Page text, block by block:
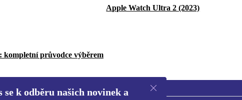
Apple Watch Ultra 2 (2023)
kompletní průvodce výběrem
se k odběru našich novinek a